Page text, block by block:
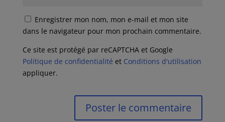
Enregistrer mon nom, mon e-mail et mon site
dans le navigateur pour mon prochain commentaire.
Ce site est protégé par reCAPTCHA et Google
Politique de confidentialité et Conditions d'utilisation
appliquer.